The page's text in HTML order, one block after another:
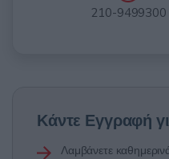
210-9499300
Κάντε Εγγραφή
Λαμβάνετε